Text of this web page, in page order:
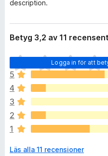
description.
Betyg 3,2 av 11
Logga in för att
D
e
t
f
i
n
n
s
n
5
4
3
2
1
Läs alla 11 recensioner